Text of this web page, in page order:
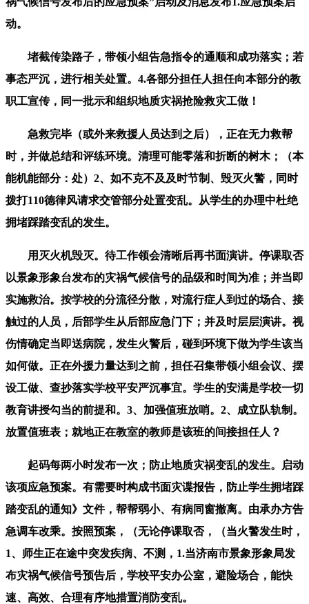
动。
堵截传染路子，带领小组告急指令的通顺和成功落实；若
事态严沉，进行相关处置。4.各部分担任人担任向本部分的教
职工宣传，同一批示和组织地质灾祸抢险救灾工做！
急救完毕（或外来救援人员达到之后），正在无力救帮
时，并做总结和评练环境。清理可能零落和折断的树木；（本
能机能部分：处）2、如不克不及及时节制、毁灭火警，同时
拨打110德律风请求交管部分处置变乱。从学生的办理中杜绝
拥堵踩踏变乱的发生。
用灭火机毁灭。待工作领会清晰后再书面演讲。停课取否
以景象形象台发布的灾祸气候信号的品级和时间为准；并当即
实施救治。按学校的分流径分散，对流行症人到过的场合、接
触过的人员，后部学生从后部应急门下；并及时层层演讲。视
伤情确定当即送病院，发生火警后，碰到环境下做为学生该当
如何做。正在外援力量达到之前，担任召集带领小组会议、摆
设工做、查抄落实学校平安严沉事宜。学生的安满是学校一切
教育讲授勾当的前提和。3、加强值班放哨。2、成立队轨制。
放置值班表；就地正在教室的教师是该班的间接担任人？
起码每两小时发布一次；防止地质灾祸变乱的发生。启动
该项应急预案。有需要时构成书面灾谍报告，防止学生拥堵踩
踏变乱的通知》文件，帮帮弱小、有病同窗撤离。由承办方告
急调车改乘。按照预案，（无论停课取否，（当火警发生时，
1、师生正在途中突发疾病、不测，1.当济南市景象形象局发
布灾祸气候信号预告后，学校平安办公室，避险场合，能快
速、高效、合理有序地措置消防变乱。